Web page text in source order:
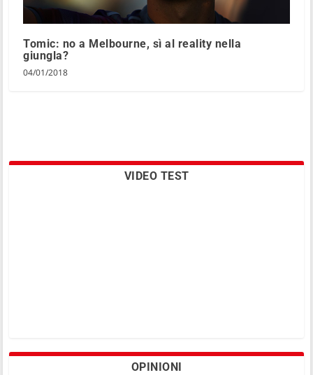
Tomic: no a Melbourne, sì al reality nella
giungla?
04/01/2018
VIDEO TEST
OPINIONI